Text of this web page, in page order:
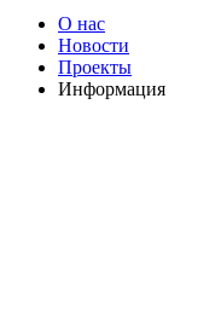
О нас
Новости
Проекты
Информация